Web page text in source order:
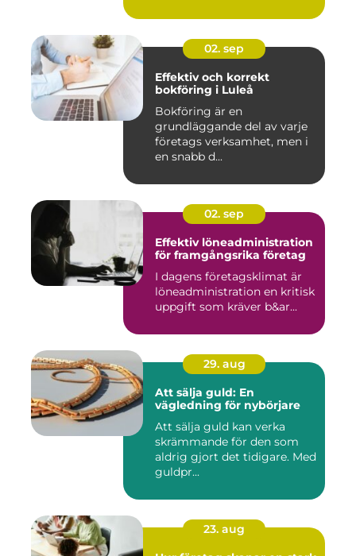
02. sep
Effektiv och korrekt
bokföring i Luleå
Bokföring är en
grundläggande del av varje
företags verksamhet, men i
en snabb d...
02. sep
Effektiv löneadministration
för framgångsrika företag
I dagens företagsklimat är
löneadministration en kritisk
uppgift som kräver b&ar...
29. aug
Att sälja guld: En
vägledning för nybörjare
Att sälja guld kan verka
skrämmande för den som
aldrig gjort det tidigare. Med
guldpr...
23. aug